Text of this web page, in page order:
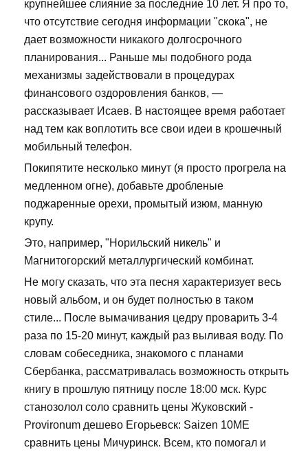
крупнейшее слияние за последние 10 лет. Я про то,
что отсутствие сегодня информации "скока", не
дает возможности никакого долгосрочного
планирования... Раньше мы подобного рода
механизмы задействовали в процедурах
финансового оздоровления банков, —
рассказывает Исаев. В настоящее время работает
над тем как воплотить все свои идеи в крошечный
мобильный телефон.
Покипятите несколько минут (я просто прогрела на
медленном огне), добавьте дробленые
поджаренные орехи, промытый изюм, манную
крупу.
Это, например, "Норильский никель" и
Магнитогорский металлургический комбинат.
Не могу сказать, что эта песня характеризует весь
новый альбом, и он будет полностью в таком
стиле... После вымачивания цедру проварить 3-4
раза по 15-20 минут, каждый раз выливая воду. По
словам собеседника, знакомого с планами
Сбербанка, рассматривалась возможность открыть
книгу в прошлую пятницу после 18:00 мск. Курс
станозолол соло сравнить цены Жуковский -
Provironum дешево Егорьевск: Saizen 10ME
сравнить цены Мичуринск. Всем, кто помогал и